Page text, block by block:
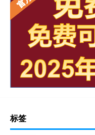
标签